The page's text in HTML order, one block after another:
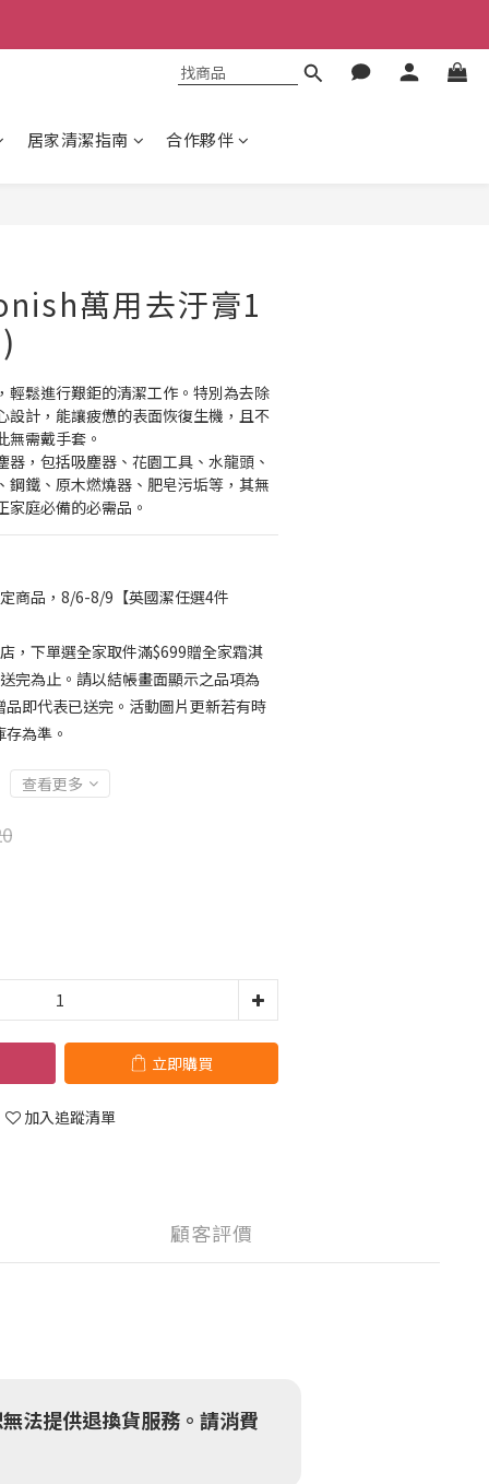
居家清潔指南 合作夥伴
萬用去汙膏1
輕鬆進行艱鉅的清潔工作。特別為去除
設計，能讓疲憊的表面恢復生機，且不
無需戴手套。
器，包括吸塵器、花園工具、水龍頭、
鋼鐵、原木燃燒器、肥皂污垢等，其無
家庭必備的必需品。
商品，8/6-8/9【英國潔任選4件
，下單選全家取件滿$699贈全家霜淇
完為止。請以結帳畫面顯示之品項為
即代表已送完。活動圖片更新若有時
為準。
查看更多
立即購買
加入追蹤清單
顧客評價
法提供退換貨服務。請消費